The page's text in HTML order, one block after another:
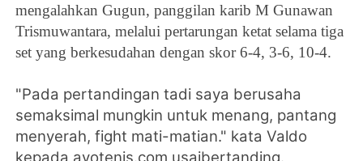
mengalahkan Gugun, panggilan karibM Gunawan
Trismuwantara, melalui pertarungan ketat selama tiga
set yang berkesudahan dengan skor 6-4, 3-6, 10-4.
"Pada pertandingan tadi saya berusaha
semaksimal mungkin untuk menang, pantang
menyerah, fight mati-matian." kata Valdo
kepada ayotenis.com usaibertanding.